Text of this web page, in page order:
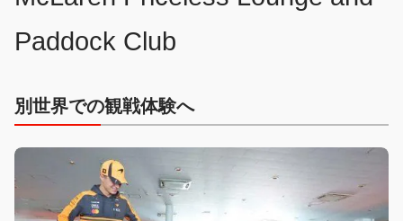
Paddock Club
別世界での観戦体験へ